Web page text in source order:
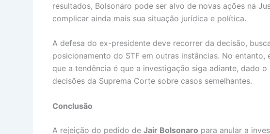
resultados, Bolsonaro pode ser alvo de novas ações na
complicar ainda mais sua situação jurídica e política.
A defesa do ex-presidente deve recorrer da decisão,
posicionamento do STF em outras instâncias. No entanto,
que a tendência é que a investigação siga adiante, dado
decisões da Suprema Corte sobre casos semelhantes.
Conclusão
A rejeição do pedido de Jair Bolsonaro para anular a